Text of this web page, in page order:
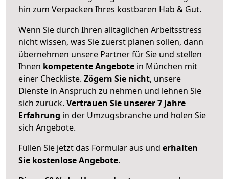
hin zum Verpacken Ihres kostbaren Hab & Gut.
Wenn Sie durch Ihren alltäglichen Arbeitsstress
nicht wissen, was Sie zuerst planen sollen, dann
übernehmen unsere Partner für Sie und stellen
Ihnen kompetente Angebote in München mit
einer Checkliste. Zögern Sie nicht, unsere
Dienste in Anspruch zu nehmen und lehnen Sie
sich zurück. Vertrauen Sie unserer 7 Jahre
Erfahrung in der Umzugsbranche und holen Sie
sich Angebote.
Füllen Sie jetzt das Formular aus und erhalten
Sie kostenlose Angebote.